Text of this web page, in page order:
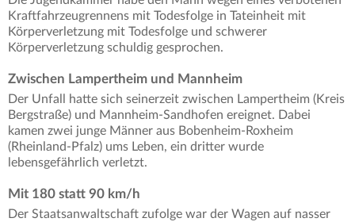
Kraftfahrzeugrennens mit Todesfolge in Tateinheit mit
Körperverletzung mit Todesfolge und schwerer
Körperverletzung schuldig gesprochen.
Zwischen Lampertheim und Mannheim
Der Unfall hatte sich seinerzeit zwischen Lampertheim (Kreis
Bergstraße) und Mannheim-Sandhofen ereignet. Dabei
kamen zwei junge Männer aus Bobenheim-Roxheim
(Rheinland-Pfalz) ums Leben, ein dritter wurde
lebensgefährlich verletzt.
Mit 180 statt 90 km/h
Der Staatsanwaltschaft zufolge war der Wagen auf nasser